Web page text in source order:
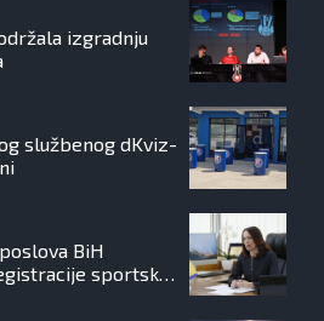
izgradnju
službenog dKviz-
BiH
sportskih